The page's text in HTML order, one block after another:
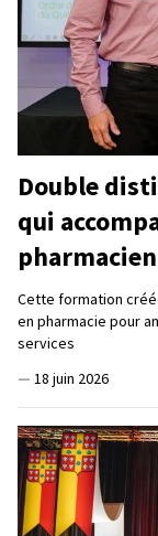
Double
qui
Cette formation
en pharmacie pour
services
— 18 juin 2026